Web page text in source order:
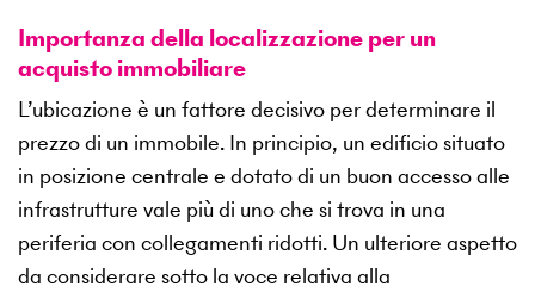
Importanza della localizzazione per un
acquisto immobiliare
L’ubicazione è un fattore decisivo per determinare il
prezzo di un immobile. In principio, un edificio situato
in posizione centrale e dotato di un buon accesso alle
infrastrutture vale più di uno che si trova in una
periferia con collegamenti ridotti. Un ulteriore aspetto
da considerare sotto la voce relativa alla